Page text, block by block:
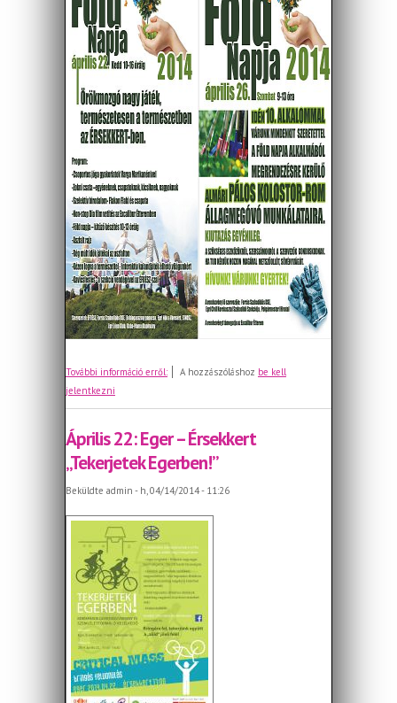
További információ erről:Föld Napja 2014 - Eger
A hozzászóláshoz be kell
jelentkezni
Április 22: Eger – Érsekkert
„Tekerjetek Egerben!”
Beküldte admin - h, 04/14/2014 - 11:26